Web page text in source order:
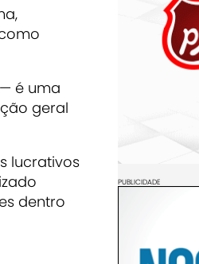
é uma
geral
lucrativos
dentro
PUBLICIDADE